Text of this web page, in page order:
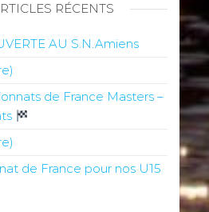
RÉCENTS
AU S.N.Amiens
de France Masters –
de France pour nos U15